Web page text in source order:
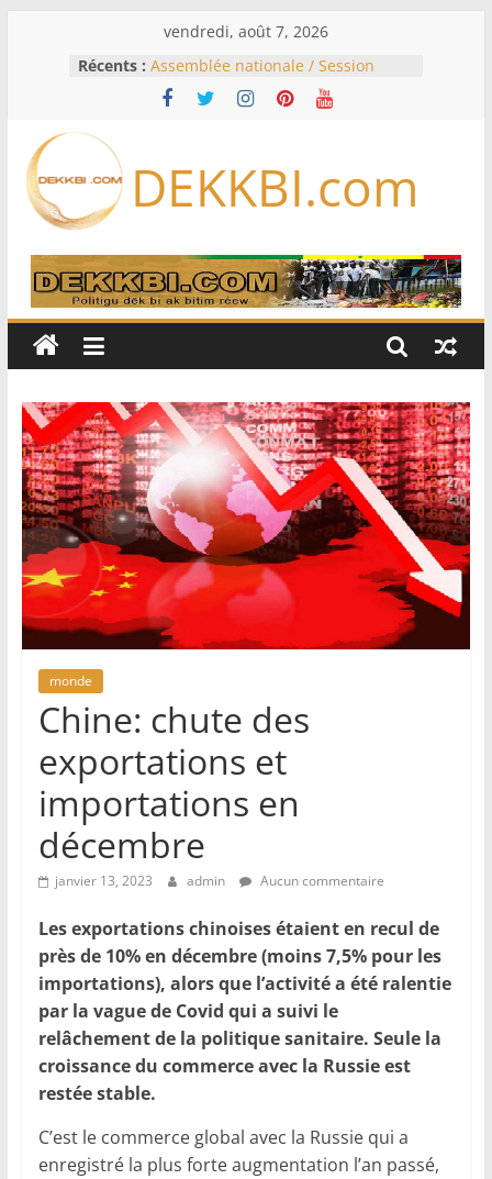
vendredi, août 7, 2026
Récents : Assemblée nationale / Session
extraordinaire: Six commissions
d’enquête à l’ordre du jour ce lundi
Bénin: Patrice Talon élu président
du Sénat, moins de trois mois
Pakistan et la Turquie signent un
accord de défense
RD Congo: Kinshasa interdit les
exportations de cuivre et de cobalt
production
DEKKBI.com
monde
Chine: chute des
exportations et
importations en
décembre
janvier 13, 2023 admin Aucun commentaire
Les exportations chinoises étaient en recul de
près de 10% en décembre (moins 7,5% pour les
importations), alors que l’activité a été ralentie
par la vague de Covid qui a suivi le
relâchement de la politique sanitaire. Seule la
croissance du commerce avec la Russie est
restée stable.
C’est le commerce global avec la Russie qui a
enregistré la plus forte augmentation l’an passé,